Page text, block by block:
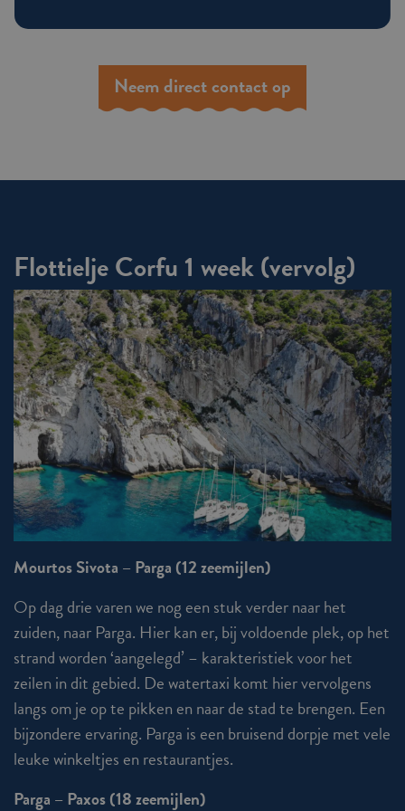
Neem direct contact op
Flottielje Corfu 1 week (vervolg)
Mourtos Sivota – Parga (12 zeemijlen)
Op dag drie varen we nog een stuk verder naar het
zuiden, naar Parga. Hier kan er, bij voldoende plek, op het
strand worden ‘aangelegd’ – karakteristiek voor het
zeilen in dit gebied. De watertaxi komt hier vervolgens
langs om je op te pikken en naar de stad te brengen. Een
bijzondere ervaring. Parga is een bruisend dorpje met vele
leuke winkeltjes en restaurantjes.
Parga – Paxos (18 zeemijlen)